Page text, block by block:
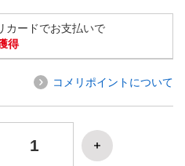
カードでお支払いで
得
コメリポイントについて